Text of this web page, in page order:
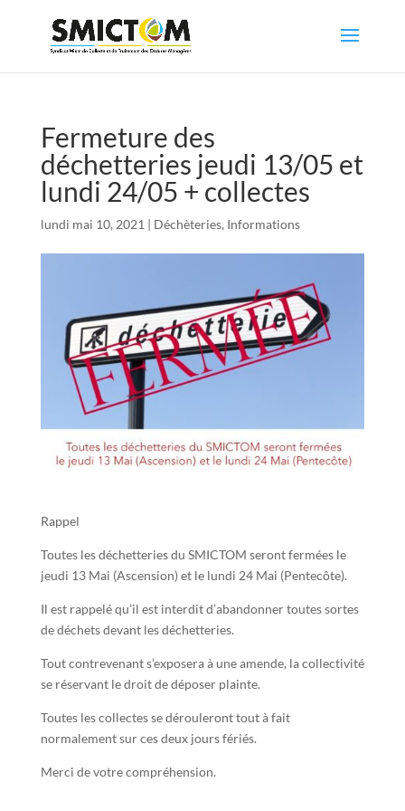
Fermeture des
déchetteries jeudi 13/05 et
lundi 24/05 + collectes
lundi mai 10, 2021 | Déchèteries, Informations
Rappel
Toutes les déchetteries du SMICTOM seront fermées le
jeudi 13 Mai (Ascension) et le lundi 24 Mai (Pentecôte).
Il est rappelé qu’il est interdit d’abandonner toutes sortes
de déchets devant les déchetteries.
Tout contrevenant s’exposera à une amende, la collectivité
se réservant le droit de déposer plainte.
Toutes les collectes se dérouleront tout à fait
normalement sur ces deux jours fériés.
Merci de votre compréhension.